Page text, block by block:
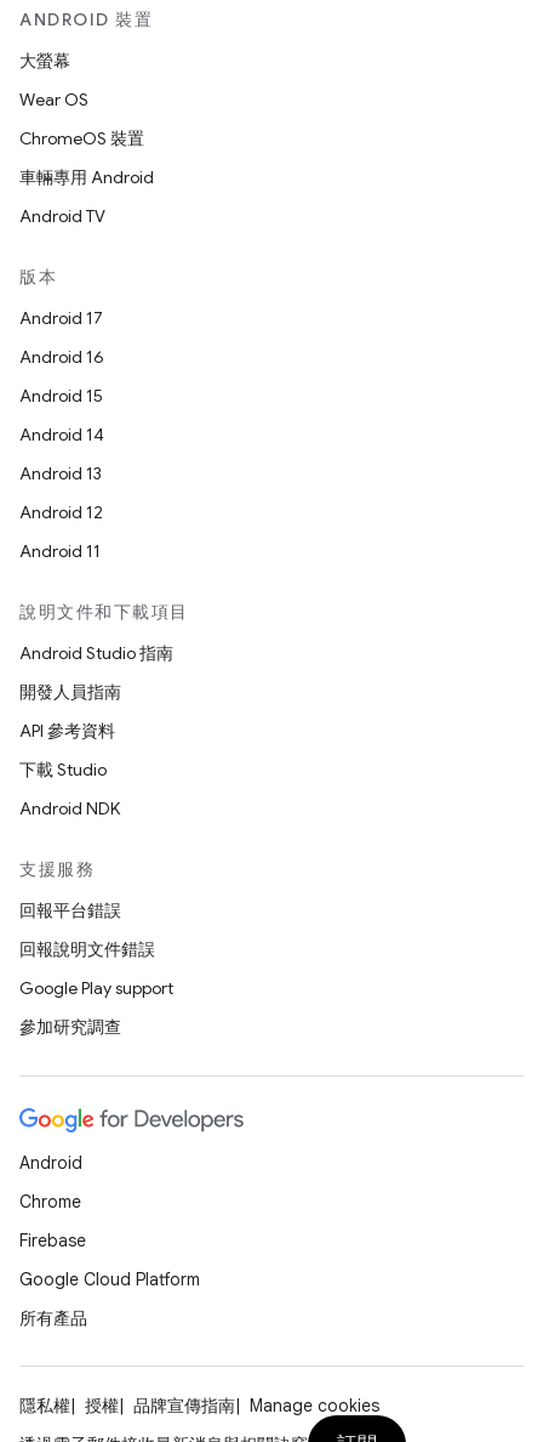
ANDROID 裝置
大螢幕
Wear OS
ChromeOS 裝置
車輛專用 Android
Android TV
版本
Android 17
Android 16
Android 15
Android 14
Android 13
Android 12
Android 11
說明文件和下載項目
Android Studio 指南
開發人員指南
API 參考資料
下載 Studio
Android NDK
支援服務
回報平台錯誤
回報說明文件錯誤
Google Play support
參加研究調查
Android
Chrome
Firebase
Google Cloud Platform
所有產品
隱私權 授權 品牌宣傳指南
Manage cookies